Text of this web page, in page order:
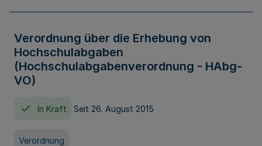
Verordnung über die Erhebung von
Hochschulabgaben
(Hochschulabgabenverordnung - HAbg-
VO)
In Kraft Seit 26. August 2015
Verordnung